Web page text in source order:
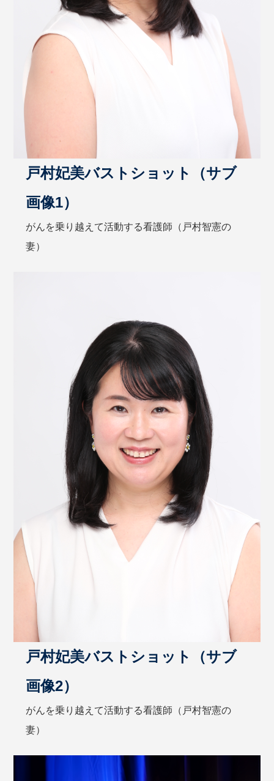
戸村妃美バストショット（サブ
画像1）
がんを乗り越えて活動する看護師（戸村智憲の
妻）
戸村妃美バストショット（サブ
画像2）
がんを乗り越えて活動する看護師（戸村智憲の
妻）